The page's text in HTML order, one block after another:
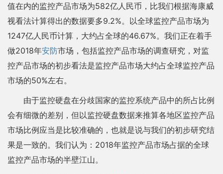
值在内的监控产品市场为582亿人民币，比我们根据海康威
视看法计算得出的数据要多9.2%。以全球监控产品市场为
1247亿人民币计算，大约占全球的46.67%。我们正在着手
做2018年安防市场，包括监控产品市场的调查研究，对监
控产品市场的初步看法是监控产品市场大约占全球监控产品
市场的50%左右。
由于监控硬盘在分歧国家的监控系统产品中的所占比例
会有细微的差别，但以监控硬盘数据来推算各地区监控产品
市场比例应当是比较准确的，也就是说与我们的初步研究结
果是一致的。我们认为：2018年监控产品市场占据的全球
监控产品市场的半壁江山。